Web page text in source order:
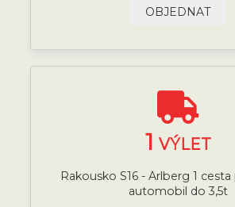
OBJEDNAT
1 VÝLET
Rakousko S16 - Arlberg 1
automobil do 3,5t